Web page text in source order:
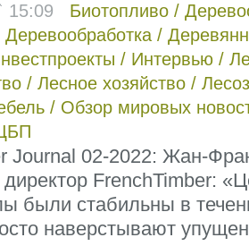
15:09 Биотопливо /
Деревообработка /
/ Интервью /
/ Лесное хозяйство /
/ Обзор мировых
Journal 02-2022: Жан-
FrenchTimber:
были стабильны в
наверстывают